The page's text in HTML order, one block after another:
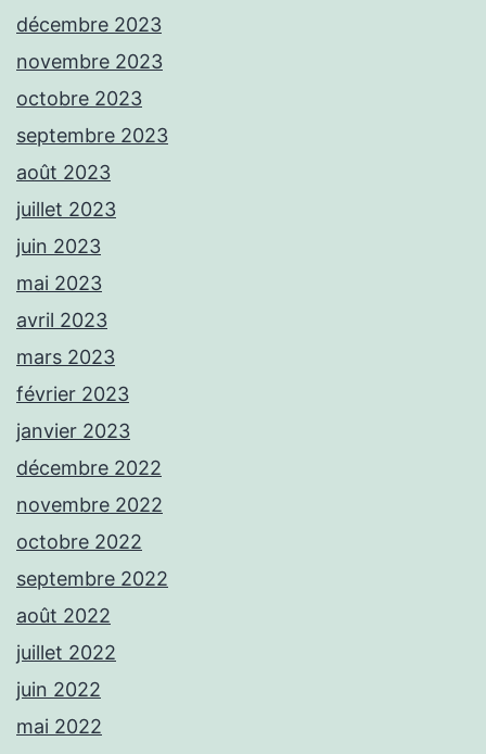
décembre 2023
novembre 2023
octobre 2023
septembre 2023
août 2023
juillet 2023
juin 2023
mai 2023
avril 2023
mars 2023
février 2023
janvier 2023
décembre 2022
novembre 2022
octobre 2022
septembre 2022
août 2022
juillet 2022
juin 2022
mai 2022